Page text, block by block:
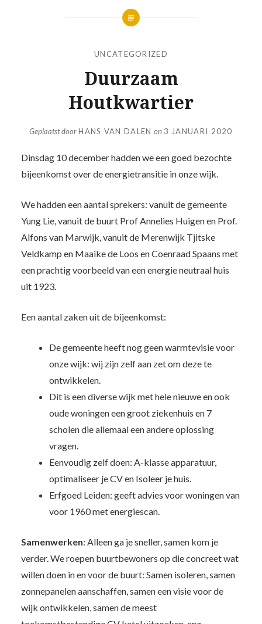
UNCATEGORIZED
Duurzaam
Houtkwartier
Geplaatst doorHANS VAN DALEN on 3 JANUARI 2020
Dinsdag 10 december hadden we een goed bezochte
bijeenkomst over de energietransitie in onze wijk.
We hadden een aantal sprekers: vanuit de gemeente
Yung Lie, vanuit de buurt Prof Annelies Huigen en Prof.
Alfons van Marwijk, vanuit de Merenwijk Tjitske
Veldkamp en Maaike de Loos en Coenraad Spaans met
een prachtig voorbeeld van een energie neutraal huis
uit 1923.
Een aantal zaken uit de bijeenkomst:
De gemeente heeft nog geen warmtevisie voor
onze wijk: wij zijn zelf aan zet om deze te
ontwikkelen.
Dit is een diverse wijk met hele nieuwe en ook
oude woningen een groot ziekenhuis en 7
scholen die allemaal een andere oplossing
vragen.
Eenvoudig zelf doen: A-klasse apparatuur,
optimaliseer je CV en Isoleer je huis.
Erfgoed Leiden: geeft advies voor woningen van
voor 1960 met energiescan.
Samenwerken: Alleen ga je sneller, samen kom je
verder. We roepen buurtbewoners op die concreet wat
willen doen in en voor de buurt: Samen isoleren, samen
zonnepanelen aanschaffen, samen een visie voor de
wijk ontwikkelen, samen de meest